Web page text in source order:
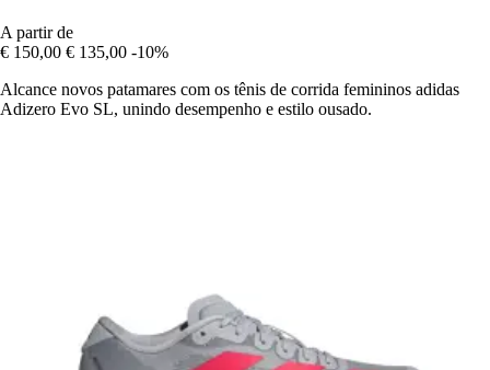
A partir de
€ 150,00 € 135,00 -10%
Alcance novos patamares com os tênis de corrida femininos adidas
Adizero Evo SL, unindo desempenho e estilo ousado.